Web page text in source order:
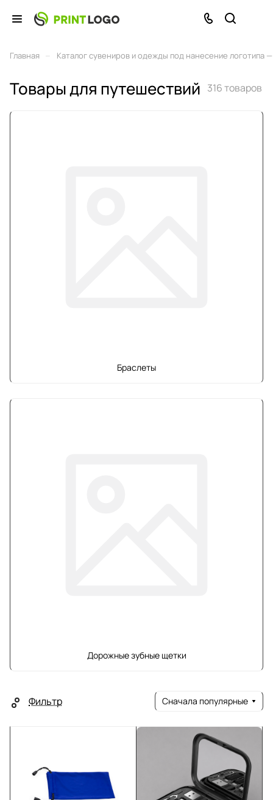
Главная Каталог сувениров и одежды под нанесение логотипа
Товары для путешествий 316 товаров
Браслеты
Дорожные зубные щетки
Фильтр Сначала популярные